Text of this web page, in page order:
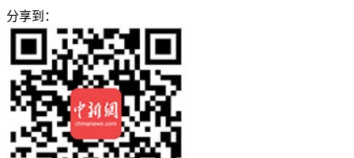
分享到：